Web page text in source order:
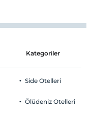
Kategoriler
Side Otelleri
Ölüdeniz Otelleri